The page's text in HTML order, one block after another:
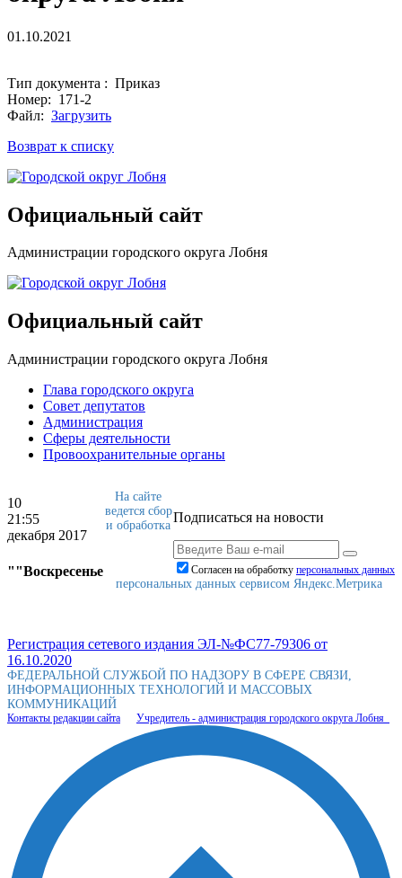
01.10.2021
Тип документа : Приказ
Номер: 171-2
Файл: Загрузить
Возврат к списку
Официальный сайт
Администрации городского округа Лобня
Официальный сайт
Администрации городского округа Лобня
Глава городского округа
Совет депутатов
Администрация
Сферы деятельности
Провоохранительные органы
10
21:55
декабря 2017
""Воскресенье
Подписаться на новости
Согласен на обработку персональныx данных
На сайте
ведется сбор
и обработка
персональных данных сервисом Яндекс.Метрика
Регистрация сетевого издания ЭЛ-№ФС77-79306 от
16.10.2020
ФЕДЕРАЛЬНОЙ СЛУЖБОЙ ПО НАДЗОРУ В СФЕРЕ СВЯЗИ,
ИНФОРМАЦИОННЫХ ТЕХНОЛОГИЙ И МАССОВЫХ
КОММУНИКАЦИЙ
Контакты редакции сайта Учредитель - администрация городского округа Лобня